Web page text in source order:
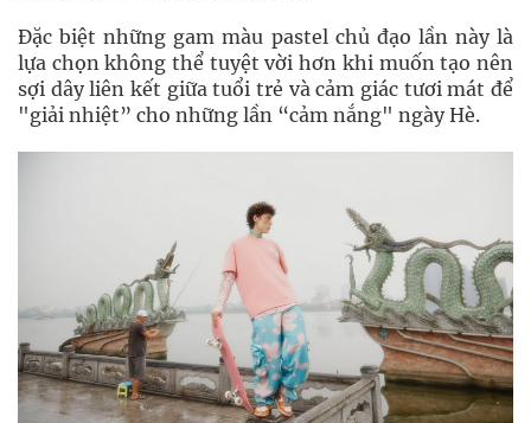
Đặc biệt những gam màu pastel chủ đạo lần này là
lựa chọn không thể tuyệt vời hơn khi muốn tạo nên
sợi dây liên kết giữa tuổi trẻ và cảm giác tươi mát để
"giải nhiệt” cho những lần “cảm nắng" ngày Hè.